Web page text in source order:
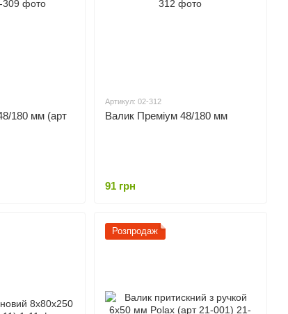
180 мм (арт
Артикул: 02-312
Валик Преміум 48/180 мм
91 грн
Розпродаж